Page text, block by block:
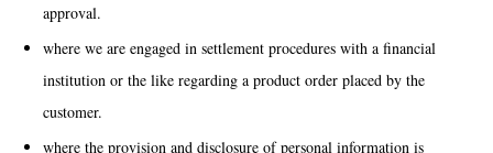
approval.
where we are engaged in settlement procedures with a financial
institution or the like regarding a product order placed by the
customer.
where the provision and disclosure of personal information is